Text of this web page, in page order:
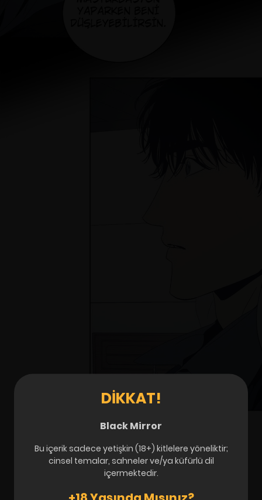
DIKKAT!
Black Mirror
Bu içerik sadece yetişkin (18+) kitlelere yöneliktir;
cinsel temalar, sahneler ve/ya küfürlü dil
içermektedir.